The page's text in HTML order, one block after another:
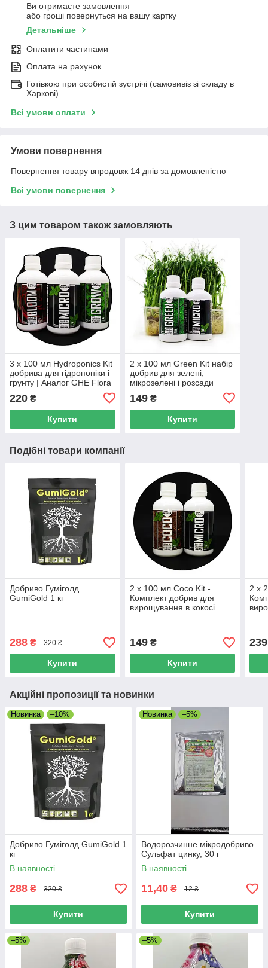
Ви отримаєте замовлення
або гроші повернуться на вашу картку
Детальніше
Оплатити частинами
Оплата на рахунок
Готівкою при особистій зустрічі (самовивіз зі складу в
Харкові)
Всі умови оплати
Умови повернення
Повернення товару впродовж 14 днів за домовленістю
Всі умови повернення
З цим товаром також замовляють
3 х 100 мл Hydroponics Kit
добрива для гідропоніки і
грунту | Аналог GHE Flora
220 ₴
Купити
2 х 100 мл Green Kit набір
добрив для зелені,
мікрозелені і розсади
149₴
Купити
Подібні товари компанії
Добриво Гуміголд
GumiGold 1 кг
288 ₴ 320 ₴
Купити
2 х 100 мл Coco Kit -
Комплект добрив для
вирощування в кокосі.
149₴
Купити
2 х
239
Акційні пропозиції та новинки
Новинка –10%
Добриво Гуміголд GumiGold 1
кг
В наявності
288 ₴ 320 ₴
Купити
Новинка –5%
Водорозчинне мікродобриво
Сульфат цинку, 30 г
В наявності
11,40 ₴ 12 ₴
Купити
–5% –5%